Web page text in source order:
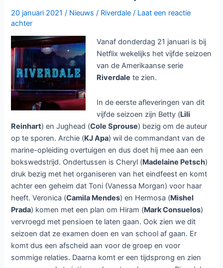
20 januari 2021/ Nieuws / Riverdale / Laat een reactie
achter
Vanaf donderdag 21 januari is bij
Netflix wekelijks het vijfde seizoen
van de Amerikaanse serie
Riverdale te zien.
In de eerste afleveringen van dit
vijfde seizoen zijn Betty (Lili
Reinhart) en Jughead (Cole Sprouse) bezig om de auteur
op te sporen. Archie (KJ Apa) wil de commandant van de
marine-opleiding overtuigen en dus doet hij mee aan een
bokswedstrijd. Ondertussen is Cheryl (Madelaine Petsch)
druk bezig met het organiseren van het eindfeest en komt
achter een geheim dat Toni (Vanessa Morgan) voor haar
heeft. Veronica (Camila Mendes) en Hermosa (Mishel
Prada) komen met een plan om Hiram (Mark Consuelos)
vervroegd met pensioen te laten gaan. Ook zien we dit
seizoen dat ze examen doen en van school af gaan. Er
komt dus een afscheid aan voor de groep en voor
sommige relaties. Daarna komt er een tijdsprong en zien